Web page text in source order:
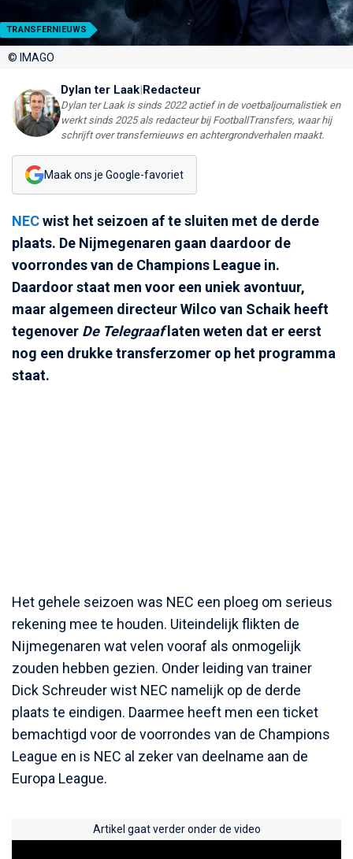
TRANSFERNIEUWS
© IMAGO
Dylan ter Laak|Redacteur
Dylan ter Laak is sinds 2022 actief in de voetbaljournalistiek en
werkt sinds 2025 als redacteur bij FootballTransfers, waar hij
schrijft over transfernieuws en achtergrondverhalen maakt.
Maak ons je Google-favoriet
NECwist het seizoen af te sluiten met de derde
plaats. De Nijmegenaren gaan daardoor de
voorrondes van de Champions League in.
Daardoor staat men voor een uniek avontuur,
maar algemeen directeur Wilco van Schaik heeft
tegenover De Telegraaflaten weten dat er eerst
nog een drukke transferzomer op het programma
staat.
Het gehele seizoen was NEC een ploeg om serieus
rekening mee te houden. Uiteindelijk flikten de
Nijmegenaren wat velen vooraf als onmogelijk
zouden hebben gezien. Onder leiding van trainer
Dick Schreuder wist NEC namelijk op de derde
plaats te eindigen. Daarmee heeft men een ticket
bemachtigd voor de voorrondes van de Champions
League en is NEC al zeker van deelname aan de
Europa League.
Artikel gaat verder onder de video